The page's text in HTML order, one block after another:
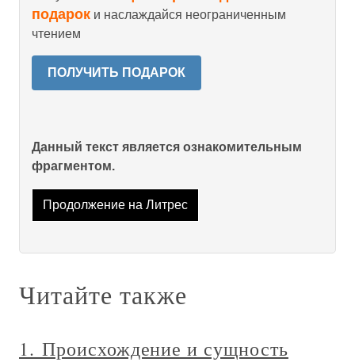
подарок и наслаждайся неограниченным
чтением
ПОЛУЧИТЬ ПОДАРОК
Данный текст является ознакомительным
фрагментом.
Продолжение на Литрес
Читайте также
1. Происхождение и сущность